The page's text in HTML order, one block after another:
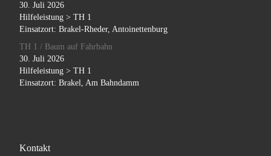
30. Juli 2026
Hilfeleistung > TH 1
Einsatzort: Brakel-Rheder, Antoinettenburg
TH 1 / Baum auf Fahrbahn
30. Juli 2026
Hilfeleistung > TH 1
Einsatzort: Brakel, Am Bahndamm
Kontakt